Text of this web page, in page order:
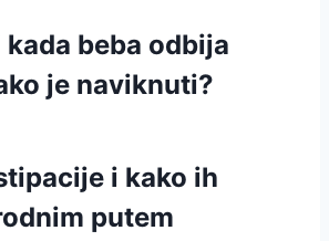
beba odbija
je naviknuti?
i kako ih
putem